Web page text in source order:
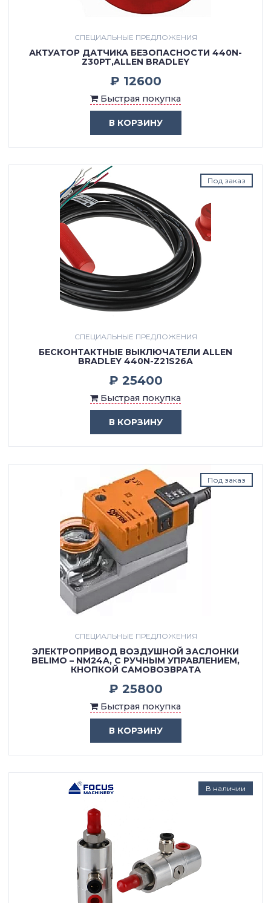
СПЕЦИАЛЬНЫЕ ПРЕДЛОЖЕНИЯ
АКТУАТОР ДАТЧИКА БЕЗОПАСНОСТИ 440N-
Z30PT,ALLEN BRADLEY
₽ 12600
Быстрая покупка
В КОРЗИНУ
Под заказ
СПЕЦИАЛЬНЫЕ ПРЕДЛОЖЕНИЯ
БЕСКОНТАКТНЫЕ ВЫКЛЮЧАТЕЛИ ALLEN
BRADLEY 440N-Z21S26A
₽ 25400
Быстрая покупка
В КОРЗИНУ
Под заказ
СПЕЦИАЛЬНЫЕ ПРЕДЛОЖЕНИЯ
ЭЛЕКТРОПРИВОД ВОЗДУШНОЙ ЗАСЛОНКИ
BELIMO – NM24A, С РУЧНЫМ УПРАВЛЕНИЕМ,
КНОПКОЙ САМОВОЗВРАТА
₽ 25800
Быстрая покупка
В КОРЗИНУ
В наличии